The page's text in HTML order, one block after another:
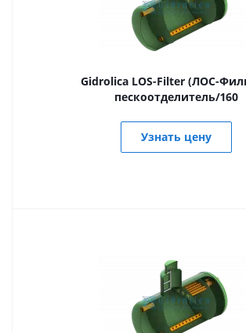
Gidrolica LOS-Filter (ЛОС-
пескоотделитель/160
Узнать цену